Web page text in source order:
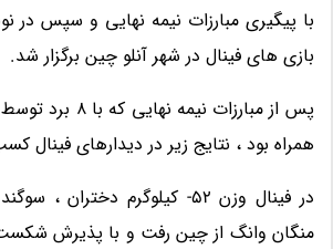
با پیگیری مبارزات نیمه نهایی و سپس در
بازی های فینال در شهر آنلو چین برگزار شد.
همراه بود ، نتایج زیر در دیدارهای فینال
در فینال وزن 52- کیلوگرم
منگان وانگ از چین رفت و با پذیرش